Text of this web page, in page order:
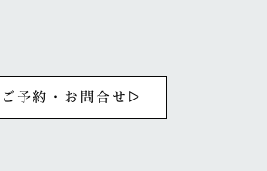
ご予約・お問合せ▷